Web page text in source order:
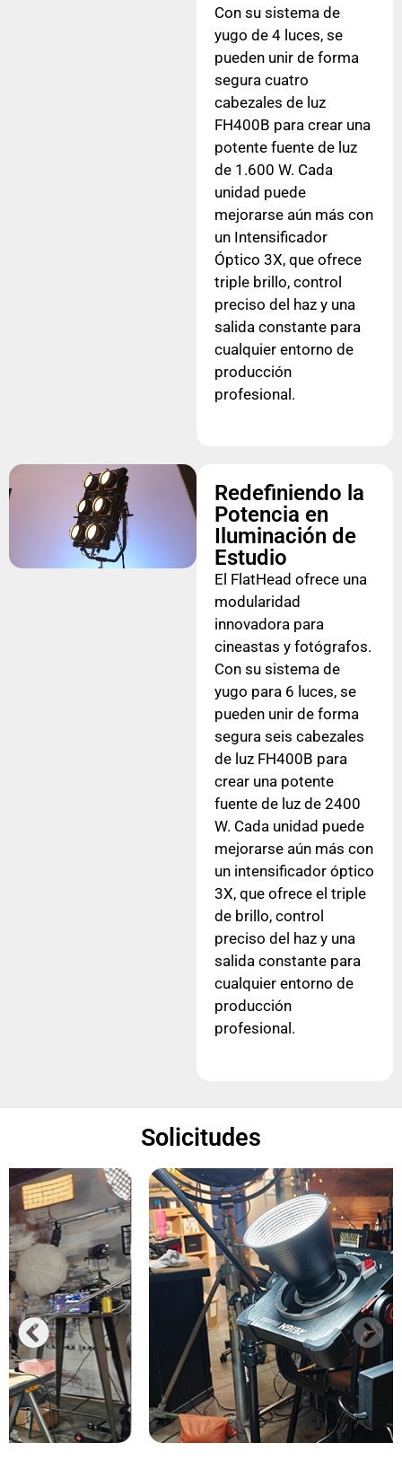
Con su sistema de
yugo de 4 luces, se
pueden unir de forma
segura cuatro
cabezales de luz
FH400B para crear una
potente fuente de luz
de 1.600 W. Cada
unidad puede
mejorarse aún más con
un Intensificador
Óptico 3X, que ofrece
triple brillo, control
preciso del haz y una
salida constante para
cualquier entorno de
producción
profesional.
Redefiniendo la
Potencia en
Iluminación de
Estudio
El FlatHead ofrece una
modularidad
innovadora para
cineastas y fotógrafos.
Con su sistema de
yugo para 6 luces, se
pueden unir de forma
segura seis cabezales
de luz FH400B para
crear una potente
fuente de luz de 2400
W. Cada unidad puede
mejorarse aún más con
un intensificador óptico
3X, que ofrece el triple
de brillo, control
preciso del haz y una
salida constante para
cualquier entorno de
producción
profesional.
Solicitudes